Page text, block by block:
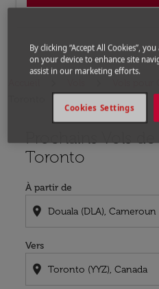
Prochains Vols
Toronto
À partir de
location_on
Vers
location_on
By clicking “Accept All Cookies”,
on your device to enhance site
assist in our marketing efforts.
Cookies Settings